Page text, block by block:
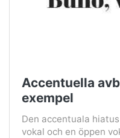
Accentuella
exempel
Den accentuala
vokal och en öppen